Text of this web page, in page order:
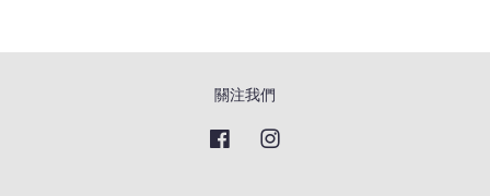
關注我們
Facebook